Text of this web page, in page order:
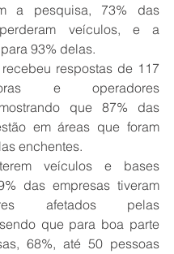
a pesquisa, 73% das
veículos, e a
93% delas.
respostas de 117
e operadores
que 87% das
em áreas que foram
enchentes.
veículos e bases
das empresas tiveram
afetados pelas
que para boa parte
68%, até 50 pessoas